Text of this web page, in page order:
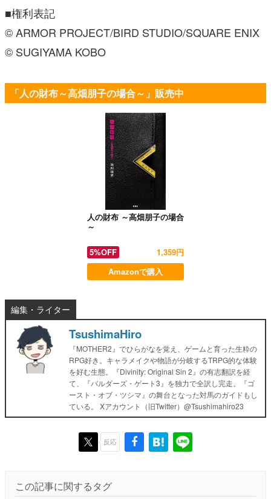
■権利表記
© ARMOR PROJECT/BIRD STUDIO/SQUARE ENIX
© SUGIYAMA KOBO
「人の財布～高畑朋子の場合～」販売中
人の財布 ～高畑朋子の場合
～
5%OFF
1,359円
Amazonで購入
編集・ライター
TsushimaHiro
『MOTHER2』でひらがなを覚え、ゲームと育った生粋の
RPG好き。キャラメイクや物語が分岐するTRPG的な体験
を好む生態。『Divinity: Original Sin 2』の有志翻訳を経
て、『バルダーズ・ゲート3』を独力で全訳し完走。『ゴ
ースト・オブ・ツシマ』の舞台となった対馬のガイドもし
ている。 Xアカウント（旧Twitter）@Tsushimahiro23
反応
この記事に関するタグ